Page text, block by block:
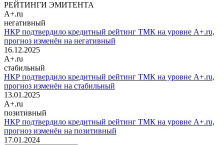
РЕЙТИНГИ ЭМИТЕНТА
A+.ru
негативный
НКР подтвердило кредитный рейтинг ТМК на уровне A+.ru,
прогноз изменён на негативный
16.12.2025
A+.ru
стабильный
НКР подтвердило кредитный рейтинг ТМК на уровне A+.ru,
прогноз изменён на стабильный
13.01.2025
A+.ru
позитивный
НКР подтвердило кредитный рейтинг ТМК на уровне A+.ru,
прогноз изменён на позитивный
17.01.2024